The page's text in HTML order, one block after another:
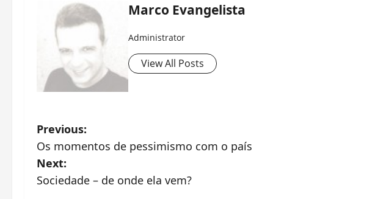
Marco Evangelista
Administrator
View All Posts
P
o
s
Previous:
Os momentos de pessimismo com o país
Next:
Sociedade – de onde ela vem?